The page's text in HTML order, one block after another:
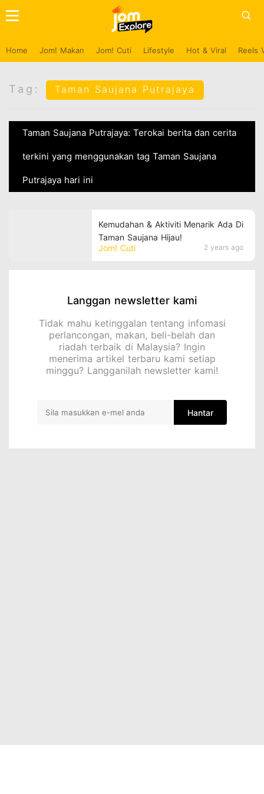
Home Jom! Makan Jom! Cuti Lifestyle Hot & Viral Reels
Tag: Taman Saujana Putrajaya
Taman Saujana Putrajaya: Terokai berita dan cerita
terkini yang menggunakan tag Taman Saujana
Putrajaya hari ini
Jom! Cuti 2 years ago
Kemudahan & Aktiviti Menarik Ada Di
Taman Saujana Hijau!
Langgan newsletter kami
Tidak mahu ketinggalan tentang infomasi
perlancongan, makan, beli-belah dan
riadah terbaik di Malaysia? Ingin
menerima artikel terbaru kami setiap
minggu? Langganilah newsletter kami!
Hantar